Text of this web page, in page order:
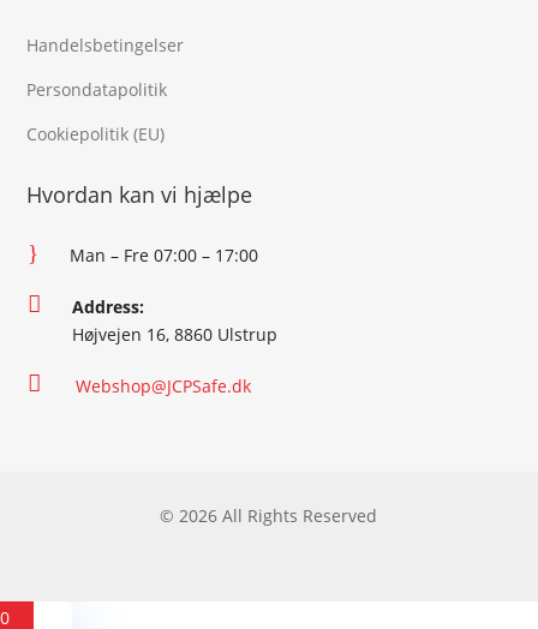
Handelsbetingelser
Persondatapolitik
Cookiepolitik (EU)
Hvordan kan vi hjælpe
} Man – Fre 07:00 – 17:00

Address:
Højvejen 16, 8860 Ulstrup
 Webshop@JCPSafe.dk
© 2026 All Rights Reserved
0